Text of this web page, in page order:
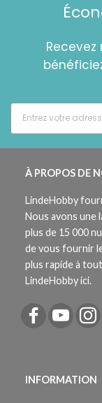
À PROPOS DE
LindeHobby
Nous avons une
plus de 15 000
de vous fournir
plus rapide à
LindeHobby ici.
INFORMATION